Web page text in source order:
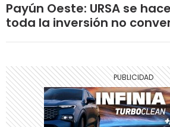
Payún Oeste: URSA se
toda la inversión no